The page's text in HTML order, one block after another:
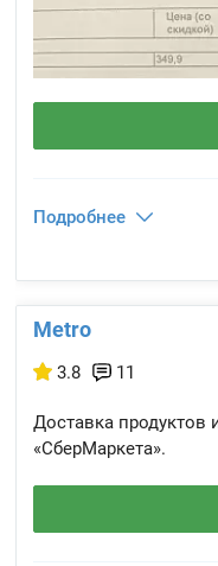
Подробнее
Metro
3.8 11
Доставка продуктов
«СберМаркета».